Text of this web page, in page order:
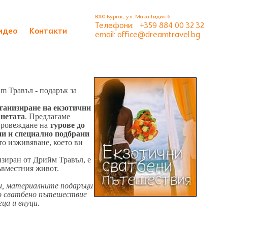
Контакти
8000 Бургас, ул. Мара Гидик 6
Телефони: +359 884 00 32 32
email: office@dreamtravel.bg
Травъл - подарък за
на екзотични
. Предлагаме
на турове до
и специално подбрани
изживяване, което ви
от Дрийм Травъл, е
живот.
материалните подаръци
сватбено пътешествие
и внуци.